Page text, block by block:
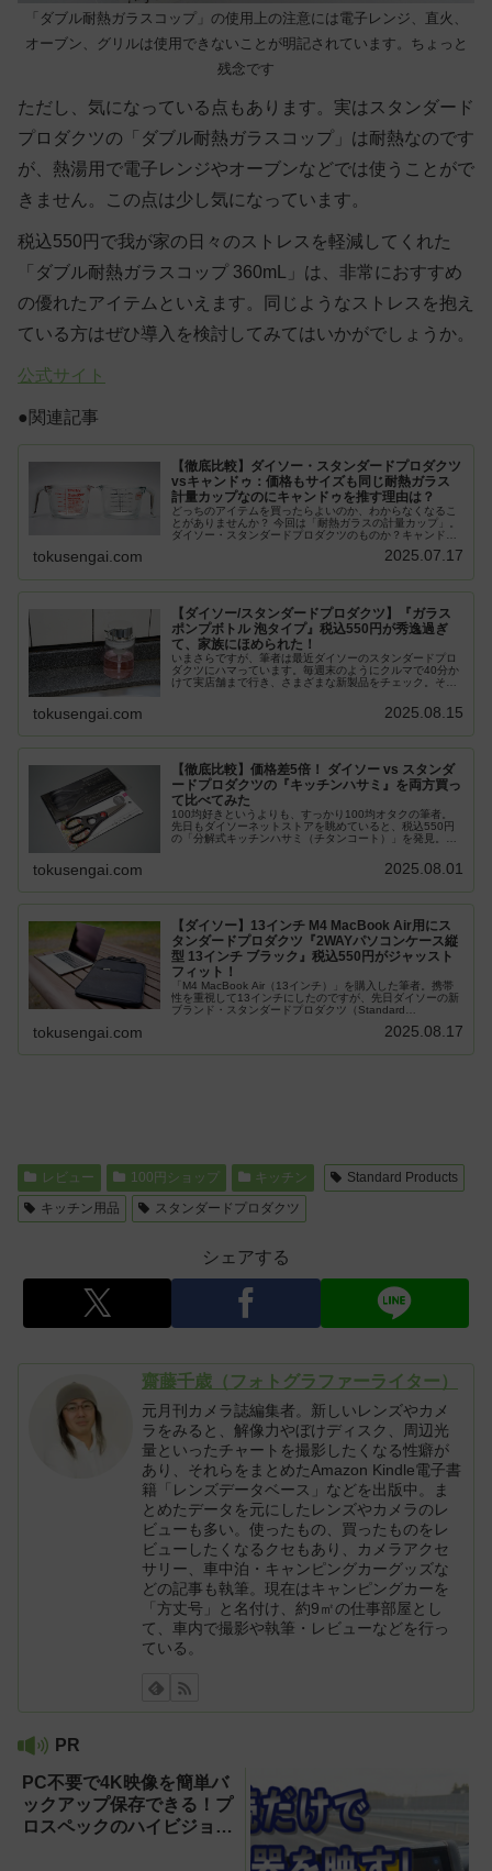
「ダブル耐熱ガラスコップ」の使用上の注意には電子レンジ、直火、
オーブン、グリルは使用できないことが明記されています。ちょっと
残念です
ただし、気になっている点もあります。実はスタンダード
プロダクツの「ダブル耐熱ガラスコップ」は耐熱なのです
が、熱湯用で電子レンジやオーブンなどでは使うことがで
きません。この点は少し気になっています。
税込550円で我が家の日々のストレスを軽減してくれた
「ダブル耐熱ガラスコップ 360mL」は、非常におすすめ
の優れたアイテムといえます。同じようなストレスを抱え
ている方はぜひ導入を検討してみてはいかがでしょうか。
公式サイト
●関連記事
【徹底比較】ダイソー・スタンダードプロダクツ
vsキャンドゥ：価格もサイズも同じ耐熱ガラス
計量カップなのにキャンドゥを推す理由は？
どっちのアイテムを買ったらよいのか、わからなくなるこ
とがありませんか？ 今回は「耐熱ガラスの計量カップ」。
ダイソー・スタンダードプロダクツのものか？キャンドゥ
tokusengai.com 2025.07.17
【ダイソー/スタンダードプロダクツ】『ガラス
ポンプボトル 泡タイプ』税込550円が秀逸過ぎ
て、家族にほめられた！
いまさらですが、筆者は最近ダイソーのスタンダードプロ
ダクツにハマっています。毎週末のようにクルマで40分か
けて実店舗まで行き、さまざまな新製品をチェック。そし
tokusengai.com 2025.08.15
【徹底比較】価格差5倍！ ダイソー vs スタンダ
ードプロダクツの『キッチンハサミ』を両方買っ
て比べてみた
100均好きというよりも、すっかり100均オタクの筆者。
先日もダイソーネットストアを眺めていると、税込550円
の「分解式キッチンハサミ（チタンコート）」を発見。
tokusengai.com 2025.08.01
【ダイソー】13インチ M4 MacBook Air用にス
タンダードプロダクツ『2WAYパソコンケース縦
型 13インチ ブラック』税込550円がジャッスト
フィット！
「M4 MacBook Air（13インチ）」を購入した筆者。携帯
性を重視して13インチにしたのですが、先日ダイソーの新
ブランド・スタンダードプロダクツ（Standard
tokusengai.com 2025.08.17
レビュー 100円ショップ キッチン
Standard Products
キッチン用品
スタンダードプロダクツ
シェアする
齋藤千歳（フォトグラファーライター）
元月刊カメラ誌編集者。新しいレンズやカメ
ラをみると、解像力やぼけディスク、周辺光
量といったチャートを撮影したくなる性癖が
あり、それらをまとめたAmazon Kindle電子書
籍「レンズデータベース」などを出版中。ま
とめたデータを元にしたレンズやカメラのレ
ビューも多い。使ったもの、買ったものをレ
ビューしたくなるクセもあり、カメラアクセ
サリー、車中泊・キャンピングカーグッズな
どの記事も執筆。現在はキャンピングカーを
「方丈号」と名付け、約9㎡の仕事部屋とし
て、車内で撮影や執筆・レビューなどを行っ
ている。
PR
PC不要で4K映像を簡単バ
ックアップ保存できる！プ
ロスペックのハイビジョン